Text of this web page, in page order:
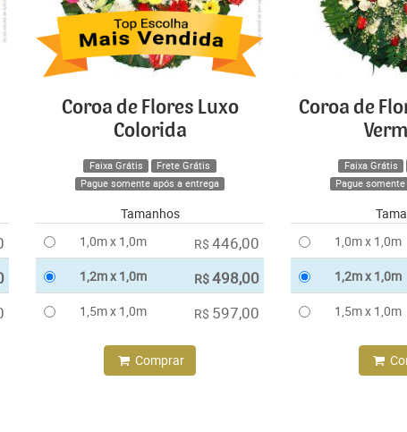
Coroa de Flores Luxo
Colorida
Faixa Grátis
Frete Grátis
Pague somente após a entrega
Tamanhos
1,0m x 1,0m
R$ 446,00
1,2m x 1,0m R$498,00
1,5m x 1,0m R$ 597,00
Comprar
Coroa de
Faixa Grátis
Pague
1,0m x 1,0m
1,2m x 1,0m
1,5m x 1,0m